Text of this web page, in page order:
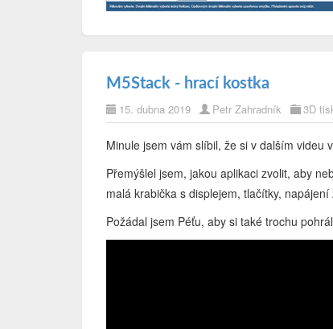
M5Stack - hrací kostka
15. dubna 2019 Petr Zahradník 3D
Minule jsem vám slíbil, že si v dalším videu
Přemýšlel jsem, jakou aplikaci zvolit, aby
malá krabička s displejem, tlačítky,
Požádal jsem Péťu, aby si také trochu